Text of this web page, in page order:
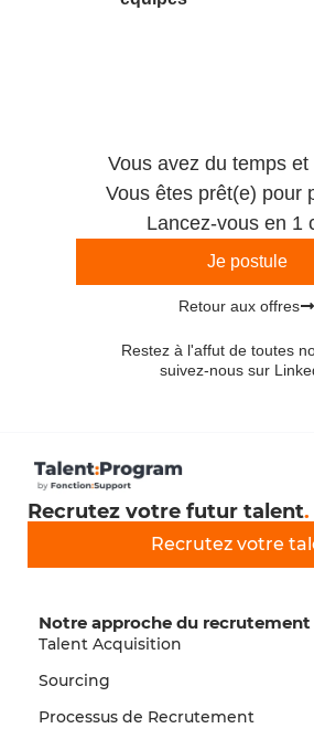
Vous avez du temps
Vous êtes prêt(e) pour
Lancez-vous en 1
Je postule
Retour aux offres
Restez à l'affut de toutes
suivez-nous sur
Recrutez votre futur talent.
Recrutez votre
Notre approche du recrutement
Talent Acquisition
Sourcing
Processus de Recrutement